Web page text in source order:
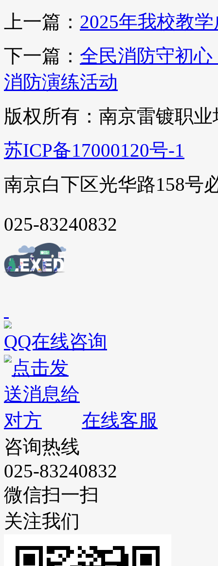
上一篇： 2025年我校教
下一篇： 全民消防守初
消防演练活动
版权所有：南京雷镀职
苏ICP备17000120号-1
南京白下区光华路158号
025-83240832
QQ在线咨询
在线客服
咨询热线
025-83240832
微信扫一扫
关注我们